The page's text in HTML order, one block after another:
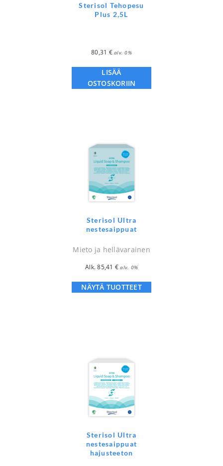
Sterisol Tehopesu
Plus 2,5L
80,31 € alv. 0%
LISÄÄ
OSTOSKORIIN
Sterisol Ultra
nestesaippuat
Mieto ja hellävarainen
Alk.85,41 € alv. 0%
NÄYTÄ TUOTTEET
Sterisol Ultra
nestesaippuat
hajusteeton